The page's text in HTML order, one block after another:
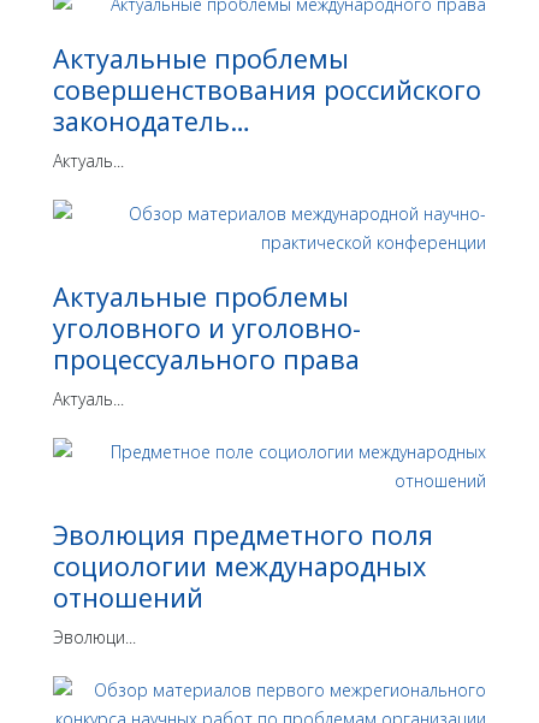
Актуальные проблемы
совершенствования российского
законодатель…
Актуаль...
Актуальные проблемы
уголовного и уголовно-
процессуального права
Актуаль...
Эволюция предметного поля
социологии международных
отношений
Эволюци...